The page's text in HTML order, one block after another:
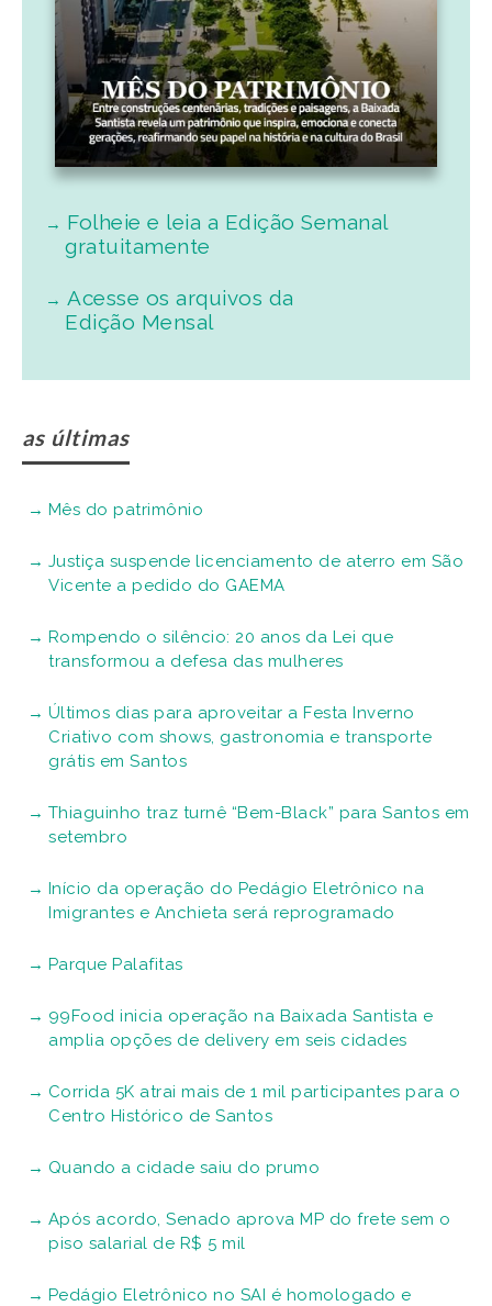
Folheie e leia a Edição Semanal
gratuitamente
Acesse os arquivos da
Edição Mensal
as últimas
Mês do patrimônio
Justiça suspende licenciamento de aterro em São
Vicente a pedido do GAEMA
Rompendo o silêncio: 20 anos da Lei que
transformou a defesa das mulheres
Últimos dias para aproveitar a Festa Inverno
Criativo com shows, gastronomia e transporte
grátis em Santos
Thiaguinho traz turnê “Bem-Black” para Santos em
setembro
Início da operação do Pedágio Eletrônico na
Imigrantes e Anchieta será reprogramado
Parque Palafitas
99Food inicia operação na Baixada Santista e
amplia opções de delivery em seis cidades
Corrida 5K atrai mais de 1 mil participantes para o
Centro Histórico de Santos
Quando a cidade saiu do prumo
Após acordo, Senado aprova MP do frete sem o
piso salarial de R$ 5 mil
Pedágio Eletrônico no SAI é homologado e